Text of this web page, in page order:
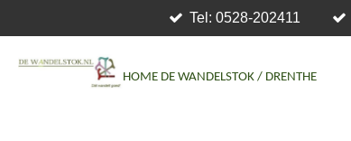
direct
naar
Tel: 0528-202411
HOME DE WANDELSTOK / DRENTHE